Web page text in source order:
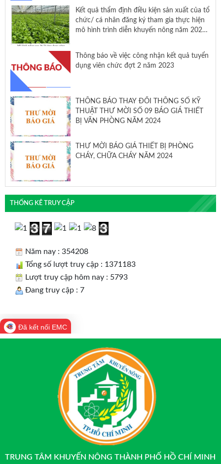
2024
Kết quả thẩm định điều kiện sản xuất của tổ
chức/ cá nhân đăng ký tham gia thực hiện
mô hình trình diễn khuyến nông năm 2024
Thông báo về việc công nhận kết quả tuyển
dụng viên chức đợt 2 năm 2023
THÔNG BÁO THAY ĐỔI THÔNG SỐ KỸ
THUẬT THƯ MỜI SỐ 09 BÁO GIÁ THIẾT
BỊ VĂN PHÒNG NĂM 2024
THƯ MỜI BÁO GIÁ THIẾT BỊ PHÒNG
CHÁY, CHỮA CHÁY NĂM 2024
THỐNG KÊ TRUY CẬP
Năm nay : 354208
Tổng số lượt truy cập : 1371183
Lượt truy cập hôm nay : 5793
Đang truy cập : 7
Đã kết nối EMC
TRUNG TÂM KHUYẾN NÔNG THÀNH PHỐ HỒ CHÍ MINH